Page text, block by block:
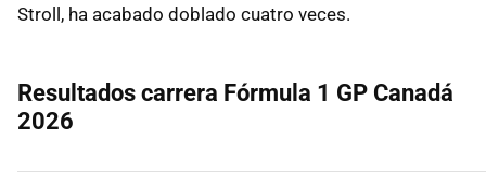
Stroll, ha acabado doblado cuatro veces.
Resultados carrera Fórmula 1 GP Canadá
2026